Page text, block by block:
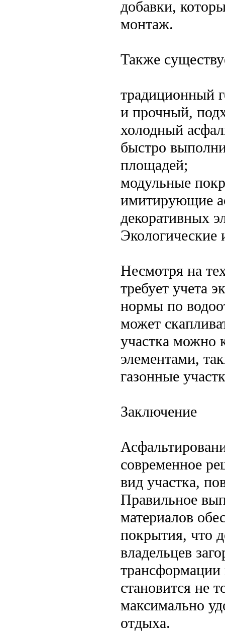
добавки,
монтаж.
Также
традиционный
и прочный,
холодный
быстро
площадей;
модульные
имитирующие
декоративных
Экологические
Несмотря на
требует учета
нормы по
может
участка можно
элементами,
газонные
Заключение
современное
вид участка,
Правильное
материалов
покрытия, что
владельцев
трансформации
становится не
максимально
отдыха.